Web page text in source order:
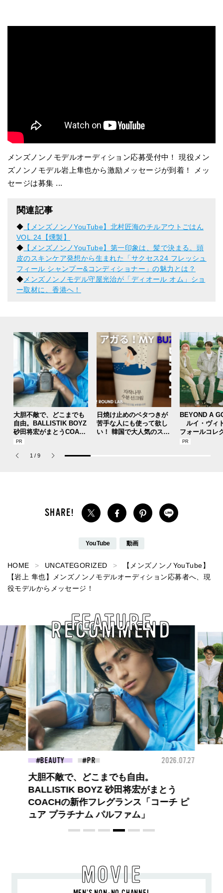
メンズノンノモデルオーディション応募受付中！ 現役メン
ズノンノモデル岩上隼也から激励メッセージが到着！ メッ
セージは募集 ...
関連記事
◆ 【メンズノンノYouTube】北村匠海のチルアウトごはん
VOL.24【燻製】
◆ 【メンズノンノYouTube】第一印象は、髪で決まる。頭
皮のスキンケア発想から生まれた「サクセス24 フレッシュ
フィール シャンプー&コンディショナー」の魅力とは？
◆ メンズノンノモデル守屋光治が「ディオール オム」ショ
ー取材に、香港へ！
大胆不敵で、どこまでも
自由。BALLISTIK BOYZ
砂田将宏がまとうCOACH
の新作フレグランス「コ
パルファム」
日焼け止めのベタつきが
苦手な人にも使って欲し
い！ 韓国で大人気のスト
BEYOND A
ルイ・ヴィ
フォールコレ
描くプレッピ
1 / 9
YouTube 動画
HOME UNCATEGORIZED
【メンズノンノYouTube】
【岩上 隼也】メンズノンノモデルオーディション応募者へ、現
役モデルからメッセージ！
RECOMMEND
FEATURE
FASHION 2026.07.09
BEYOND A GOOD BOY ルイ・ヴィト
ンのプレフォールコレクションが描くプ
レッピースタイル
MOVIE